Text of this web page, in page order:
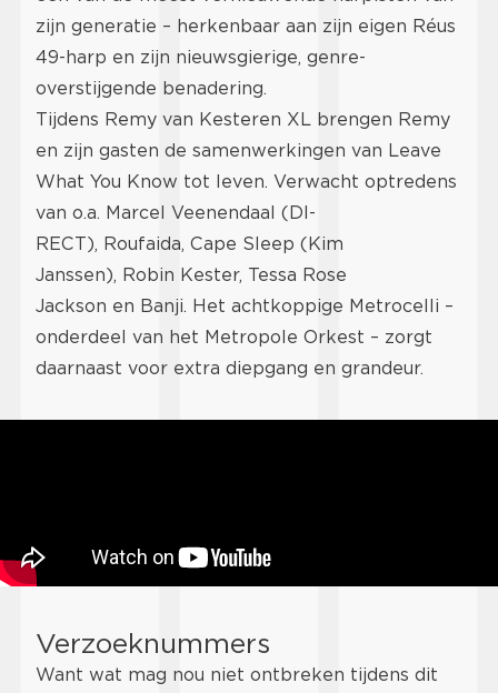
zijn generatie – herkenbaar aan zijn eigen Réus
49-harp en zijn nieuwsgierige, genre-
overstijgende benadering.
Tijdens Remy van Kesteren XL brengen Remy
en zijn gasten de samenwerkingen van Leave
What You Know tot leven. Verwacht optredens
van o.a. Marcel Veenendaal (DI-
RECT), Roufaida, Cape Sleep (Kim
Janssen), Robin Kester, Tessa Rose
Jackson en Banji. Het achtkoppige Metrocelli –
onderdeel van het Metropole Orkest – zorgt
daarnaast voor extra diepgang en grandeur.
Verzoeknummers
Want wat mag nou niet ontbreken tijdens dit